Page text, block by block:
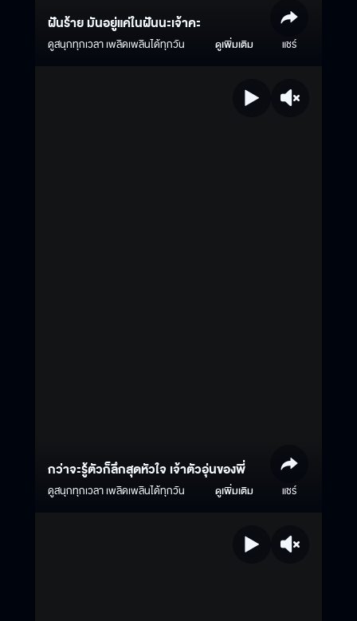
ฝันร้าย มันอยู่แค่ในฝันนะเจ้าคะ
ดูสนุกทุกเวลา เพลิดเพลินได้ทุกวัน ดูเพิ่มเติม แชร์
กว่าจะรู้ตัวก็ลึกสุดหัวใจ เจ้าตัวอุ่นของพี่
ดูสนุกทุกเวลา เพลิดเพลินได้ทุกวัน ดูเพิ่มเติม แชร์